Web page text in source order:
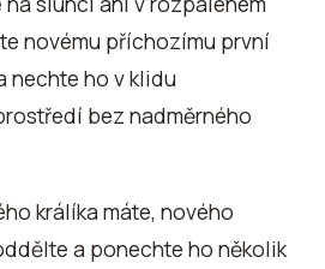
novému příchozímu první
nechte ho v klidu
bez nadměrného
králíka máte, nového
a ponechte ho několik